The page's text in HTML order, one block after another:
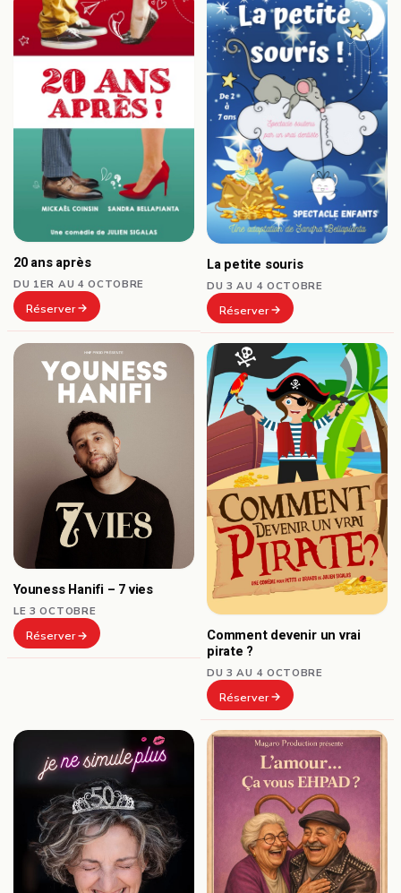
20 ans après
DU 1ER AU 4 OCTOBRE
Réserver
La petite souris
DU 3 AU 4 OCTOBRE
Réserver
Youness Hanifi – 7 vies
LE 3 OCTOBRE
Réserver
Comment devenir un vrai
pirate ?
DU 3 AU 4 OCTOBRE
Réserver